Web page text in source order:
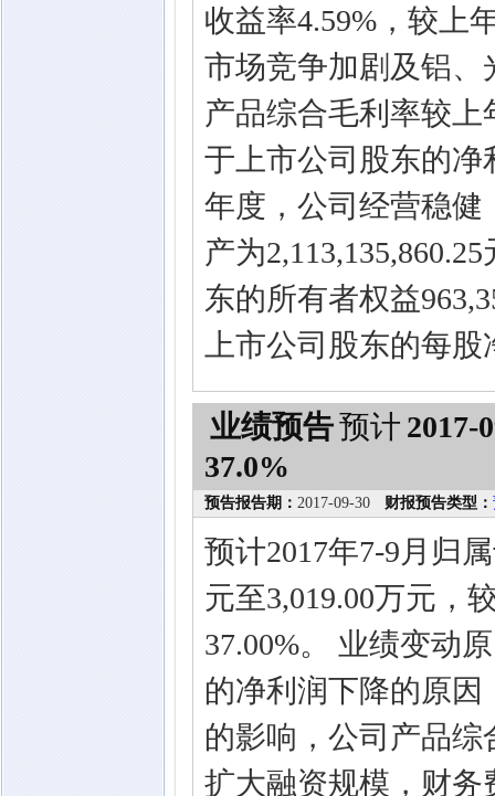
收益率4.59%，较上
市场竞争加剧及铝
产品综合毛利率较上
于上市公司股东的净
年度，公司经营稳
产为
东的所有者权益
上市公司股东的每
业绩预告预计 2017-
37.0%
预告报告期： 2017-09-30 财报预告类型：
预计2017年7-9月归
元至3,019.00万元，
37.00%。 业绩变动
的净利润下降的原
的影响，公司产品
扩大融资规模，财